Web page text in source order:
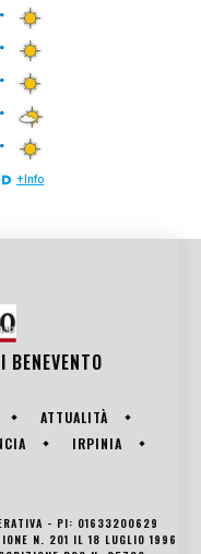
BENEVENTO
ATTUALITÀ
IRPINIA
- PI: 01633200629
N. 201 IL 18 LUGLIO 1996